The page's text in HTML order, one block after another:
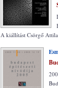
A kiállítást Csörgő